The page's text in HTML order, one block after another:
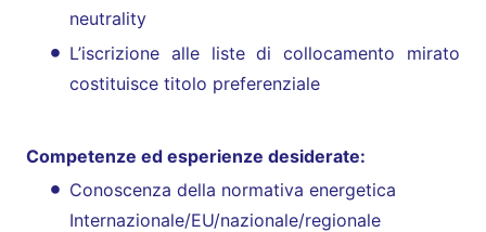
neutrality
L’iscrizione alle liste di collocamento mirato
costituisce titolo preferenziale
Competenze ed esperienze desiderate:
Conoscenza della normativa energetica
Internazionale/EU/nazionale/regionale